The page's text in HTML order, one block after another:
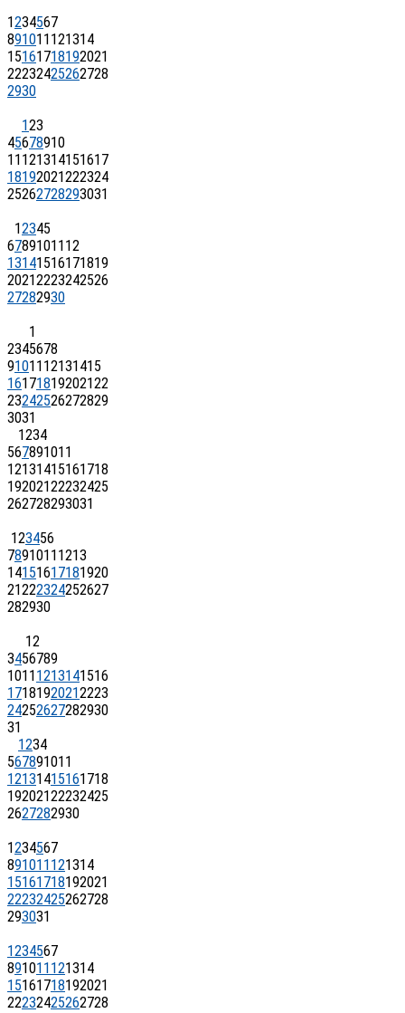
1234567
891011 121314
15161718192021
22232425262728
2930
123
45678910
11 121314151617
18192021222324
25262728293031
12345
67891011 12
13141516171819
20212223242526
27282930
1
2345678
91011 12131415
16171819202122
23242526272829
3031
1234
567891011
12131415161718
19202122232425
262728293031
123456
7891011 1213
14151617181920
21222324252627
282930
12
3456789
1011 1213141516
17181920212223
24252627282930
31
1234
567891011
12131415161718
19202122232425
2627282930
1234567
891011 121314
15161718192021
22232425262728
293031
1234567
891011 121314
15161718192021
22232425262728